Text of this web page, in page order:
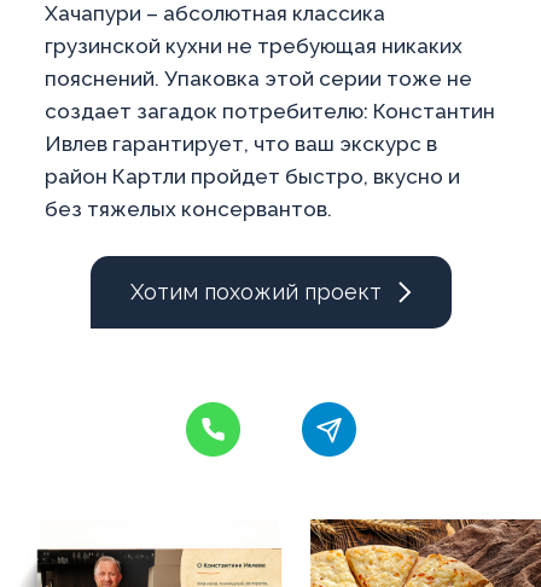
Хачапури – абсолютная классика
грузинской кухни не требующая никаких
пояснений. Упаковка этой серии тоже не
создает загадок потребителю: Константин
Ивлев гарантирует, что ваш экскурс в
район Картли пройдет быстро, вкусно и
без тяжелых консервантов.
Хотим похожий проект